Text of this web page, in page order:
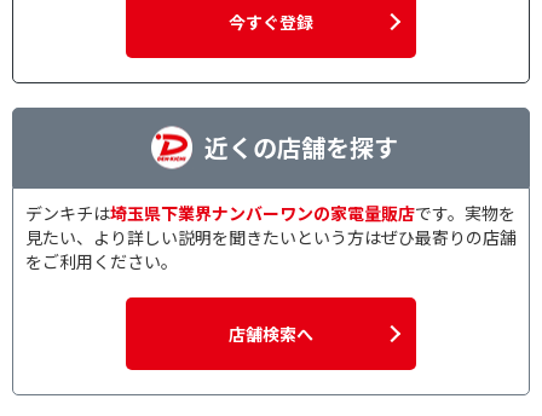
今すぐ登録
近くの店舗を探す
デンキチは埼玉県下業界ナンバーワンの家電量販店です。実物を
見たい、より詳しい説明を聞きたいという方はぜひ最寄りの店舗
をご利用ください。
店舗検索へ